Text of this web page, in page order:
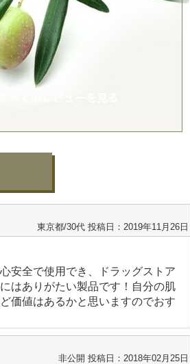
東京都/30代 投稿日：2019年11月26日
安全で使用でき、ドラッグストア
はありがたい製品です！自分の肌
価値はあるかと思いますのでおす
非公開 投稿日：2018年02月25日